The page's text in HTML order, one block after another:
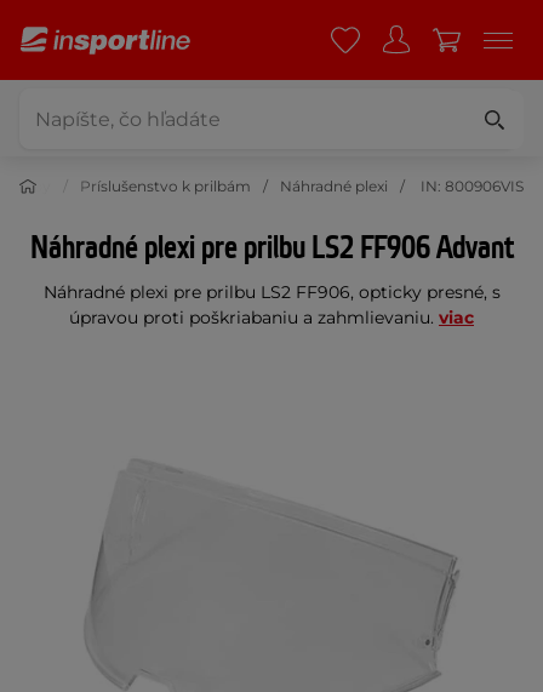
prilby Príslušenstvo k prilbám Náhradné plexi IN: 800906VIS
Náhradné plexi pre prilbu LS2 FF906 Advant
Náhradné plexi pre prilbu LS2 FF906, opticky presné, s
úpravou proti poškriabaniu a zahmlievaniu. viac